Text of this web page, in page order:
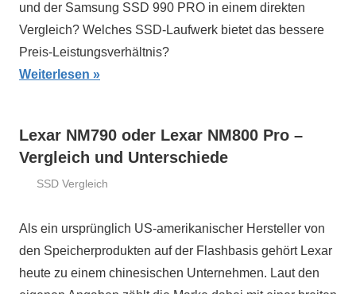
und der Samsung SSD 990 PRO in einem direkten
Vergleich? Welches SSD-Laufwerk bietet das bessere
Preis-Leistungsverhältnis?
Weiterlesen
Lexar NM790 oder Lexar NM800 Pro –
Vergleich und Unterschiede
August
ratgeber.de
SSD Vergleich
Als ein ursprünglich US-amerikanischer Hersteller von
den Speicherprodukten auf der Flashbasis gehört Lexar
heute zu einem chinesischen Unternehmen. Laut den